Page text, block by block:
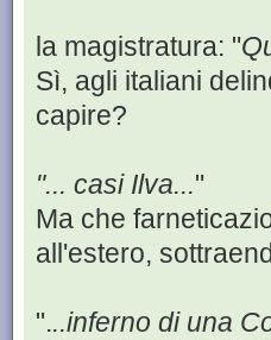
la magistratura: "
Sì, agli italiani
capire?
"... casi Ilva..."
Ma che
all'estero,
"...inferno di una